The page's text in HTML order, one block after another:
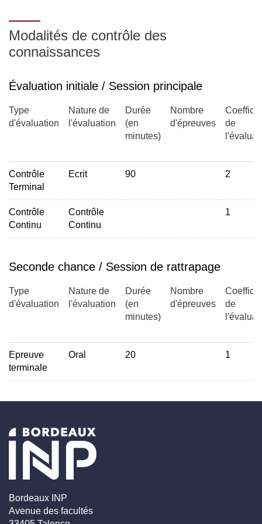
des études et analyses suivies de présentations orales.
Modalités de contrôle des
connaissances
Évaluation initiale / Session principale
Type
d'évaluation
Nature de
l'évaluation
Durée
(en
minutes)
Nombre
d'épreuves
de
Contrôle
Terminal
Ecrit 90 2
Contrôle
Continu
Contrôle
Continu
1
Seconde chance / Session de rattrapage
Type
d'évaluation
Nature de
l'évaluation
Durée
(en
minutes)
Nombre
d'épreuves
de
Epreuve
terminale
Oral 20 1
Bordeaux INP
Avenue des facultés